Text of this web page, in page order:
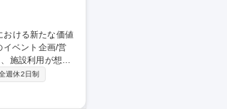
ント利用時にお
会社への出向可
週休2日制